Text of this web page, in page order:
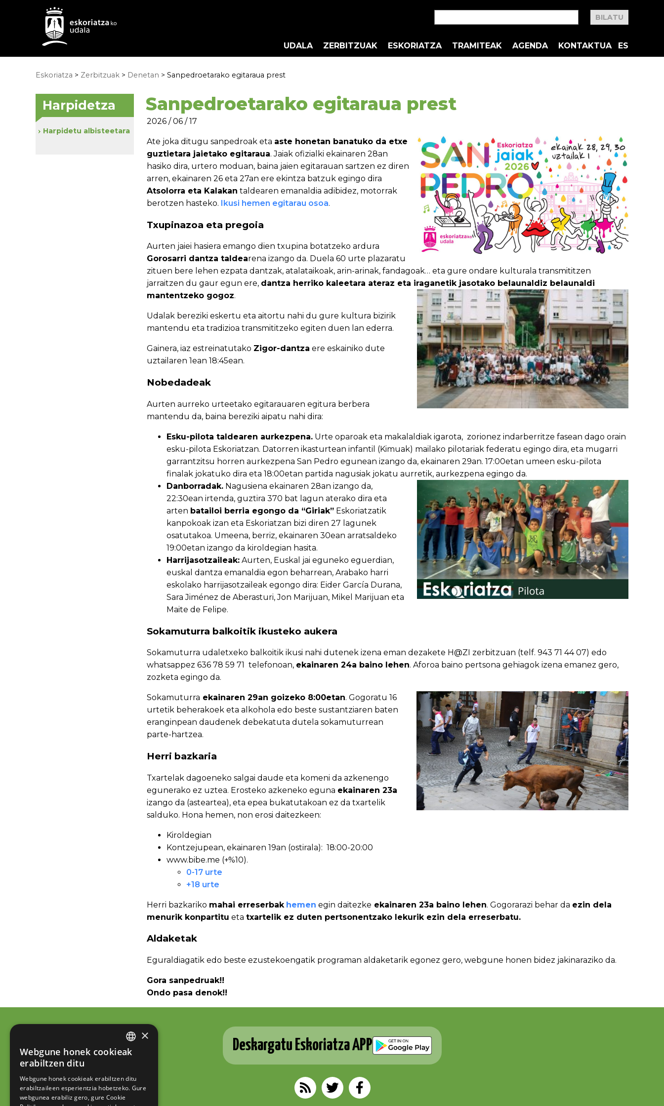
UDALA ZERBITZUAK ESKORIATZA TRAMITEAK AGENDA KONTAKTUA ES
Eskoriatza > Zerbitzuak > Denetan > Sanpedroetarako egitaraua prest
Sanpedroetarako egitaraua prest
2026 / 06 / 17
Ate joka ditugu sanpedroak eta aste honetan banatuko da etxe
guztietara jaietako egitaraua. Jaiak ofizialki ekainaren 28an
hasiko dira, urtero moduan, baina jaien egitarauan sartzen ez diren
arren, ekainaren 26 eta 27an ere ekintza batzuk egingo dira
Atsolorra eta Kalakan taldearen emanaldia adibidez, motorrak
berotzen hasteko. Ikusi hemen egitarau osoa.
Txupinazoa eta pregoia
Aurten jaiei hasiera emango dien txupina botatzeko ardura
Gorosarri dantza taldearena izango da. Duela 60 urte plazaratu
zituen bere lehen ezpata dantzak, atalataikoak, arin-arinak, fandagoak… eta gure ondare kulturala transmititzen
jarraitzen du gaur egun ere, dantza herriko kaleetara ateraz eta iraganetik jasotako belaunaldiz belaunaldi
mantentzeko gogoz.
Udalak bereziki eskertu eta aitortu nahi du gure kultura bizirik
mantendu eta tradizioa transmititzeko egiten duen lan ederra.
Gainera, iaz estreinatutako Zigor-dantza ere eskainiko dute
uztailaren 1ean 18:45ean.
Nobedadeak
Aurten aurreko urteetako egitarauaren egitura berbera
mantendu da, baina bereziki aipatu nahi dira:
Esku-pilota taldearen aurkezpena. Urte oparoak eta makalaldiak igarota, zorionez indarberritze fasean dago orain
esku-pilota Eskoriatzan. Datorren ikasturtean infantil (Kimuak) mailako pilotariak federatu egingo dira, eta mugarri
garrantzitsu horren aurkezpena San Pedro egunean izango da, ekainaren 29an. 17:00etan umeen esku-pilota
finalak jokatuko dira eta 18:00etan partida nagusiak jokatu aurretik, aurkezpena egingo da.
Danborradak. Nagusiena ekainaren 28an izango da,
22:30ean irtenda, guztira 370 bat lagun aterako dira eta
arten batailoi berria egongo da “Giriak” Eskoriatzatik
kanpokoak izan eta Eskoriatzan bizi diren 27 lagunek
osatutakoa. Umeena, berriz, ekainaren 30ean arratsaldeko
19:00etan izango da kiroldegian hasita.
Harrijasotzaileak: Aurten, Euskal jai eguneko eguerdian,
euskal dantza emanaldia egon beharrean, Arabako harri
eskolako harrijasotzaileak egongo dira: Eider García Durana,
Sara Jiménez de Aberasturi, Jon Marijuan, Mikel Marijuan eta
Maite de Felipe.
Sokamuturra balkoitik ikusteko aukera
Sokamuturra udaletxeko balkoitik ikusi nahi dutenek izena eman dezakete H@ZI zerbitzuan (telf. 943 71 44 07) edo
whatsappez 636 78 59 71 telefonoan, ekainaren 24a baino lehen. Aforoa baino pertsona gehiagok izena emanez gero,
zozketa egingo da.
Sokamuturra ekainaren 29an goizeko 8:00etan. Gogoratu 16
urtetik beherakoek eta alkohola edo beste sustantziaren baten
eranginpean daudenek debekatuta dutela sokamuturrean
parte-hartzea.
Herri bazkaria
Txartelak dagoeneko salgai daude eta komeni da azkenengo
egunerako ez uztea. Erosteko azkeneko eguna ekainaren 23a
izango da (asteartea), eta epea bukatutakoan ez da txartelik
salduko. Hona hemen, non erosi daitezkeen:
Kiroldegian
Kontzejupean, ekainaren 19an (ostirala): 18:00-20:00
www.bibe.me (+%10).
0-17 urte
+18 urte
Herri bazkariko mahai erreserbak hemen egin daitezke ekainaren 23a baino lehen. Gogorarazi behar da ezin dela
menurik konpartitu eta txartelik ez duten pertsonentzako lekurik ezin dela erreserbatu.
Aldaketak
Eguraldiagatik edo beste ezustekoengatik programan aldaketarik egonez gero, webgune honen bidez jakinaraziko da.
Gora sanpedruak!!
Ondo pasa denok!!
Harpidetza
Harpidetu albisteetara
Deskargatu Eskoriatza APP
BASQUE
SPANISH
×
Webgune honek cookieak
erabiltzen ditu
Webgune honek cookieak erabiltzen ditu
erabiltzaileen esperientzia hobetzeko. Gure
webgunea erabiliz gero, gure Cookie